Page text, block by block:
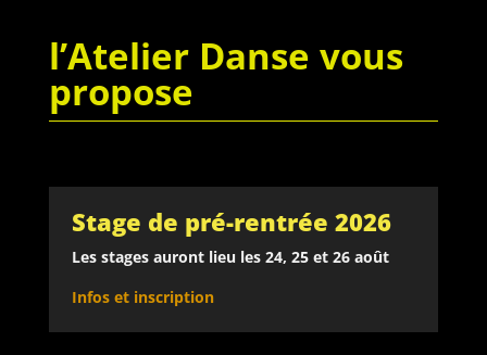
l’Atelier Danse vous
propose
Stage de pré-rentrée 2026
Les stages auront lieu les 24, 25 et 26 août
Infos et inscription